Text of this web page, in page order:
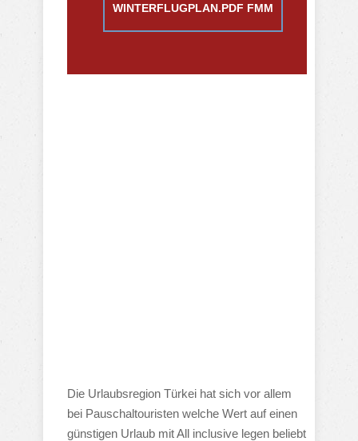
WINTERFLUGPLAN.PDF FMM
Die Urlaubsregion Türkei hat sich vor allem
bei Pauschaltouristen welche Wert auf einen
günstigen Urlaub mit All inclusive legen beliebt